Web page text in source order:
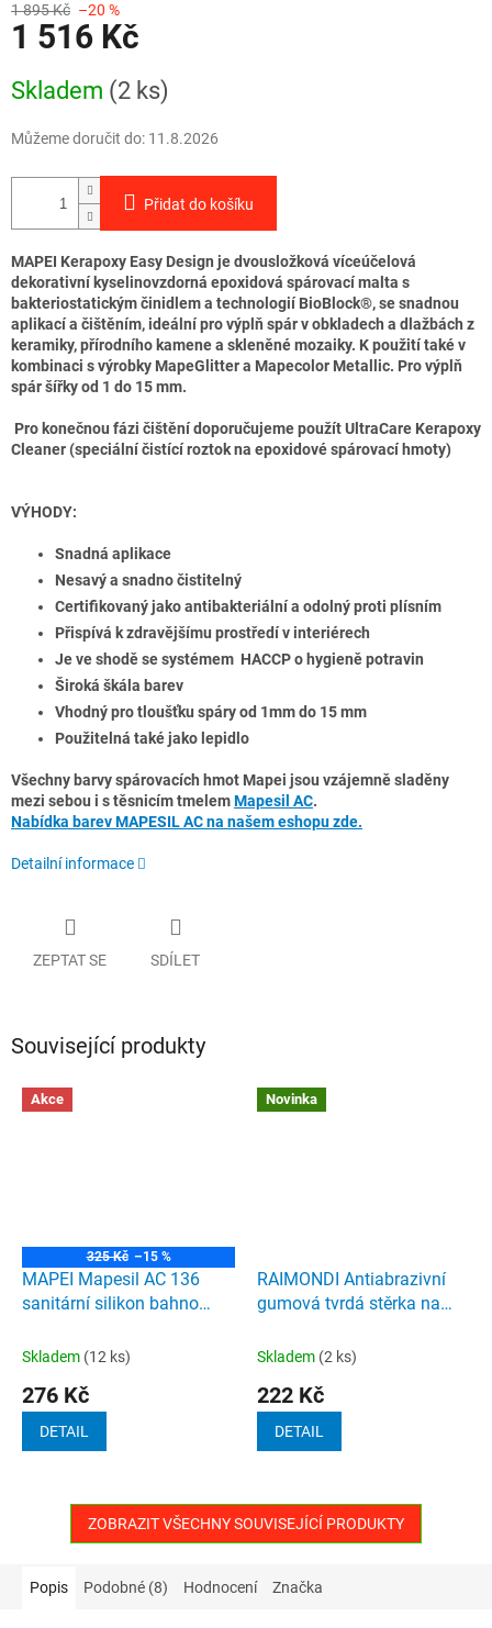
1 895 Kč –20 %
1 516 Kč
cena:
Skladem (2 ks)
Můžeme doručit do: 11.8.2026
Přidat do košíku
MAPEI Kerapoxy Easy Design je dvousložková víceúčelová
dekorativní kyselinovzdorná epoxidová spárovací malta s
bakteriostatickým činidlem a technologií BioBlock®, se snadnou
aplikací a čištěním, ideální pro výplň spár v obkladech a dlažbách z
keramiky, přírodního kamene a skleněné mozaiky. K použití také v
kombinaci s výrobky MapeGlitter a Mapecolor Metallic. Pro výplň
spár šířky od 1 do 15 mm.
Pro konečnou fázi čištění doporučujeme použít UltraCare Kerapoxy
Cleaner (speciální čistící roztok na epoxidové spárovací hmoty)
VÝHODY:
Snadná aplikace
Nesavý a snadno čistitelný
Certifikovaný jako antibakteriální a odolný proti plísním
Přispívá k zdravějšímu prostředí v interiérech
Je ve shodě se systémem HACCP o hygieně potravin
Široká škála barev
Vhodný pro tloušťku spáry od 1mm do 15 mm
Použitelná také jako lepidlo
Všechny barvy spárovacích hmot Mapei jsou vzájemně sladěny
mezi sebou i s těsnicím tmelemMapesil AC.
Nabídka barev MAPESIL AC na našem eshopu zde.
Detailní informace
ZEPTAT SE SDÍLET
Související produkty
Akce
325 Kč –15 %
MAPEI Mapesil AC 136
sanitární silikon bahno
Skladem (12 ks)
276 Kč
DETAIL
Novinka
RAIMONDI Antiabrazivní
gumová tvrdá stěrka na
zelená
Skladem (2 ks)
222 Kč
DETAIL
ZOBRAZIT VŠECHNY SOUVISEJÍCÍ PRODUKTY
Popis Podobné (8) Hodnocení Značka